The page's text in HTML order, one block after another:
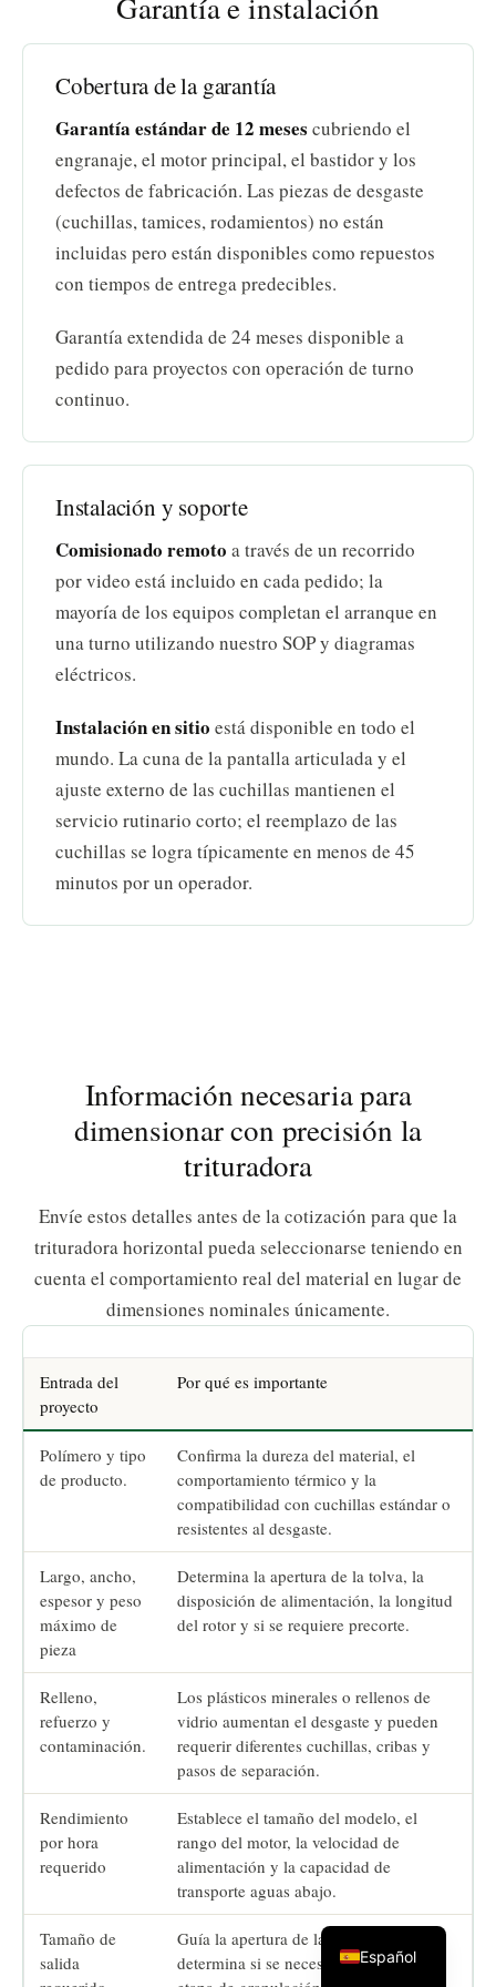
Cobertura de la garantía
Garantía estándar de 12 meses cubriendo el
engranaje, el motor principal, el bastidor y los
defectos de fabricación. Las piezas de desgaste
(cuchillas, tamices, rodamientos) no están
incluidas pero están disponibles como repuestos
con tiempos de entrega predecibles.
Garantía extendida de 24 meses disponible a
pedido para proyectos con operación de turno
continuo.
Instalación y soporte
Comisionado remoto a través de un recorrido
por video está incluido en cada pedido; la
mayoría de los equipos completan el arranque en
una turno utilizando nuestro SOP y diagramas
eléctricos.
Instalación en sitio está disponible en todo el
mundo. La cuna de la pantalla articulada y el
ajuste externo de las cuchillas mantienen el
servicio rutinario corto; el reemplazo de las
cuchillas se logra típicamente en menos de 45
minutos por un operador.
Información necesaria para
dimensionar con precisión la
trituradora
Envíe estos detalles antes de la cotización para que la
trituradora horizontal pueda seleccionarse teniendo en
cuenta el comportamiento real del material en lugar de
dimensiones nominales únicamente.
Entrada del
proyecto
Por qué es importante
Polímero y tipo
de producto.
Confirma la dureza del material, el
comportamiento térmico y la
compatibilidad con cuchillas estándar o
resistentes al desgaste.
Largo, ancho,
espesor y peso
máximo de
pieza
Determina la apertura de la tolva, la
disposición de alimentación, la longitud
del rotor y si se requiere precorte.
Relleno,
refuerzo y
contaminación.
Los plásticos minerales o rellenos de
vidrio aumentan el desgaste y pueden
requerir diferentes cuchillas, cribas y
pasos de separación.
Rendimiento
por hora
requerido
Establece el tamaño del modelo, el
rango del motor, la velocidad de
alimentación y la capacidad de
transporte aguas abajo.
Tamaño de
salida
Guía la apertura de la pantalla y
determina si se necesita una segunda
Español